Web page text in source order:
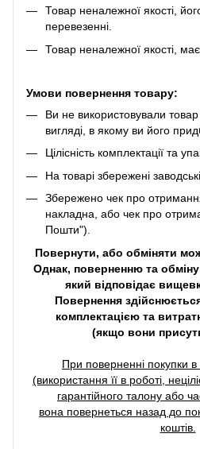
Товар неналежної якості,
перевезенні.
Товар неналежної якості,
Умови повернення товару:
Ви не використовували товар
вигляді, в якому ви його
Цілісність комплектації та
На товарі збережені
Збережено чек про
накладна, або чек про
Пошти").
Повернути, або обміняти
Однак, поверненню та
який відповідає
Повернення
комплектацією та
(якщо вони
При поверненні покупки в
(використання її в роботі,
гарантійного талону або
вона повернеться назад до
коштів.